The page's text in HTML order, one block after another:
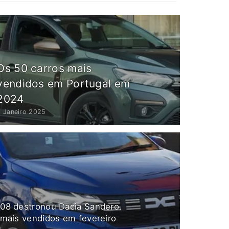
50 carros mais
em Portugal em
Janeiro 2025
destronou Dacia Sandero.
vendidos em fevereiro